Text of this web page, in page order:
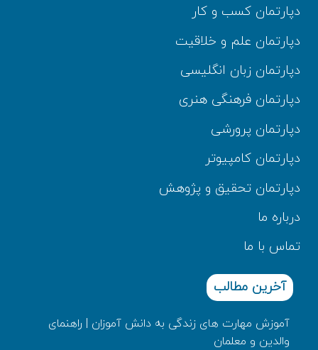
دپارتمان کسب و کار
دپارتمان علم و خلاقیت
دپارتمان زبان انگلیسی
دپارتمان فرهنگی هنری
دپارتمان پرورشی
دپارتمان کامپیوتر
دپارتمان تحقیق و پژوهش
درباره ما
تماس با ما
آخرین مطالب
آموزش مهارت های زندگی به دانش‌ آموزان | راهنمای
والدین و معلمان